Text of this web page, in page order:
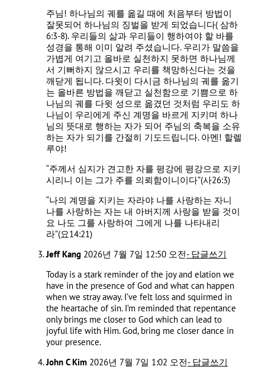
주님! 하나님의 궤를 옮길 때에 처음부터 방법이
잘못되어 하나님의 징벌을 받게 되었습니다( 삼하
6:3-8). 우리들의 삶과 우리들이 행하여야 할 바를
성경을 통해 이미 알려 주셨습니다. 우리가 말씀을
가볍게 여기고 올바로 실천하지 못하면 하나님께
서 기뻐하지 않으시고 우리를 책망하신다는 것을
깨닫게 됩니다. 다윗이 다시금 하나님의 궤를 옮기
는 올바른 방법을 깨닫고 실천함으로 기쁨으로 하
나님의 궤를 다윗 성으로 옮겼던 것처럼 우리도 하
나님이 우리에게 주신 계명을 바르게 지키며 하나
님의 뜻대로 행하는 자가 되어 주님의 축복을 소유
하는 자가 되기를 간절히 기도드립니다. 아멘! 할렐
루야!
“주께서 심지가 견고한 자를 평강에 평강으로 지키
시리니 이는 그가 주를 의뢰함이니이다”(사26:3)
“나의 계명을 지키는 자라야 나를 사랑하는 자니
나를 사랑하는 자는 내 아버지께 사랑을 받을 것이
요 나도 그를 사랑하여 그에게 나를 나타내리
라”(요14:21)
Jeff Kang 2026년 7월 7일 12:50 오전- 답글쓰기
Today is a stark reminder of the joy and elation we
have in the presence of God and what can happen
when we stray away. I’ve felt loss and squirmed in
the heartache of sin. I’m reminded that repentance
only brings me closer to God which can lead to
joyful life with Him. God, bring me closer dance in
your presence.
John C Kim 2026년 7월 7일 1:02 오전- 답글쓰기